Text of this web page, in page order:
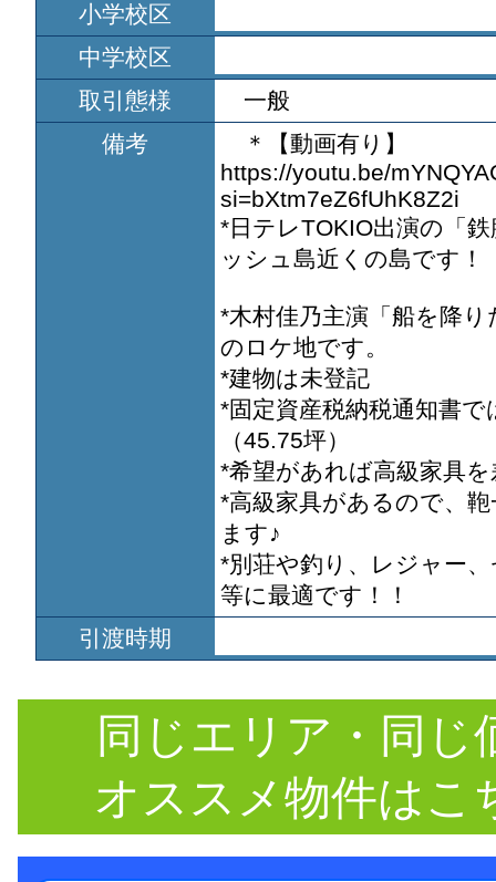
小学校区
中学校区
取引態様
一般
備考
＊【動画有り】
https://youtu.be/
si=bXtm7eZ6fUhK8Z2i
*日テレTOKIO出演の「
ッシュ島近くの島です！
*木村佳乃主演「船を降
のロケ地です。
*建物は未登記
*固定資産税納税通知書で
（45.75坪）
*希望があれば高級家具
*高級家具があるので、
ます♪
*別荘や釣り、レジャー
等に最適です！！
引渡時期
同じエリア・同じ
オススメ物件はこ